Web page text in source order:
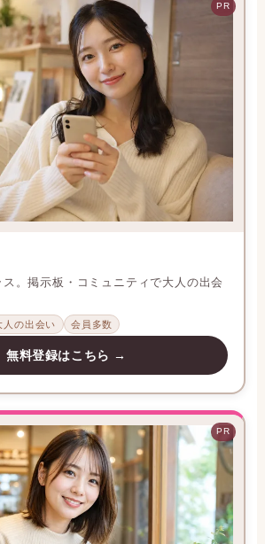
PR
。掲示板・コミュニティで大人の出会
人の出会い 会員多数
無料登録はこちら →
PR